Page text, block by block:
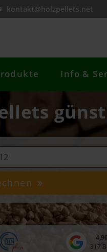
kontakt@holzpellets.net
Info &
317